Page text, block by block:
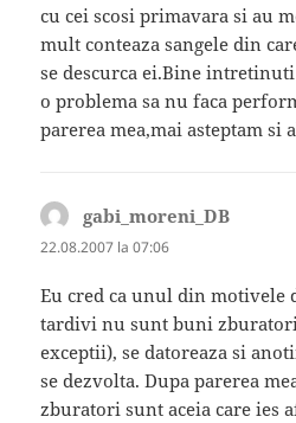
cu cei scosi primavara si au
mult conteaza sangele din
se descurca ei.Bine
o problema sa nu faca
parerea mea,mai asteptam si
gabi_moreni_DB
22.08.2007 la 07:06
Eu cred ca unul din motivele
tardivi nu sunt buni
exceptii), se datoreaza si
se dezvolta. Dupa parerea
zburatori sunt aceia care ies